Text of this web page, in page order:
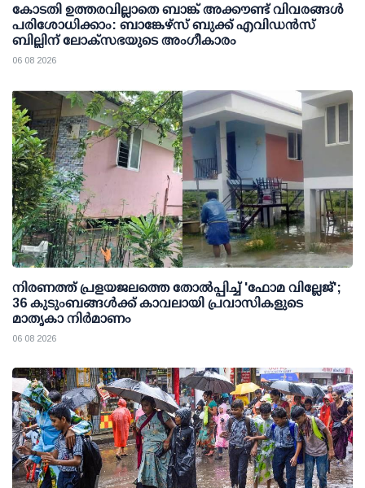
കോടതി ഉത്തരവില്ലാതെ ബാങ്ക് അക്കൗണ്ട് വിവരങ്ങള്‍
പരിശോധിക്കാം: ബാങ്കേഴ്സ് ബുക്ക് എവിഡന്‍സ്
ബില്ലിന് ലോക്സഭയുടെ അംഗീകാരം
06 08 2026
നിരണത്ത് പ്രളയജലത്തെ തോല്‍പ്പിച്ച് 'ഫോമ വില്ലേജ്';
36 കുടുംബങ്ങള്‍ക്ക് കാവലായി പ്രവാസികളുടെ
മാതൃകാ നിര്‍മാണം
06 08 2026